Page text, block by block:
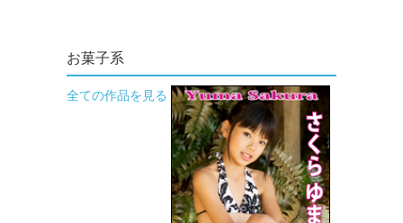
お菓子系
全ての作品を見る